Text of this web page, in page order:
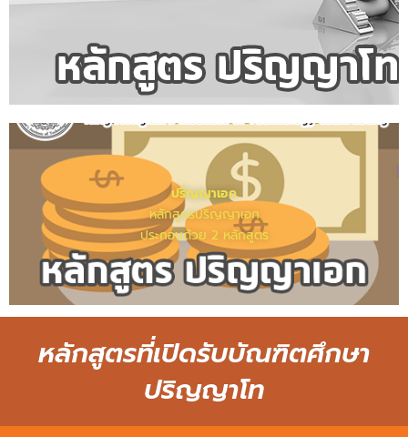
ปริญญาเอก
หลักสูตรปริญญาเอก
ประกอบด้วย 2 หลักสูตร
หลักสูตรที่เปิดรับบัณฑิตศึกษา
ปริญญาโท